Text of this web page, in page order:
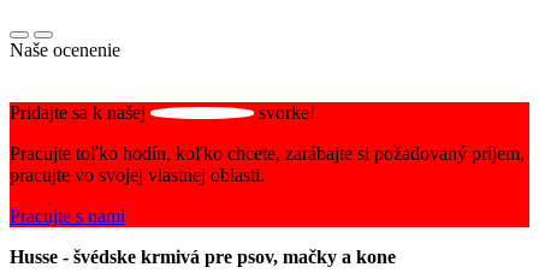
Naše ocenenie
Pridajte sa k našej
svorke!
Pracujte toľko hodín, koľko chcete, zarábajte si požadovaný príjem,
pracujte vo svojej vlastnej oblasti.
Pracujte s nami
Husse - švédske krmivá pre psov, mačky a kone